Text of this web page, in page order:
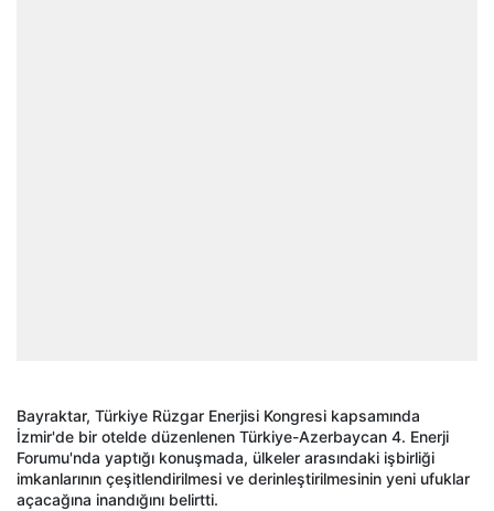
Bayraktar, Türkiye Rüzgar Enerjisi Kongresi kapsamında
İzmir'de bir otelde düzenlenen Türkiye-Azerbaycan 4. Enerji
Forumu'nda yaptığı konuşmada, ülkeler arasındaki işbirliği
imkanlarının çeşitlendirilmesi ve derinleştirilmesinin yeni ufuklar
açacağına inandığını belirtti.